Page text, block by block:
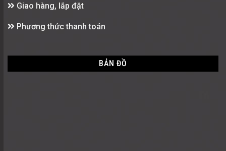
Giao hàng, lắp đặt
Phương thức thanh toán
BẢN ĐỒ